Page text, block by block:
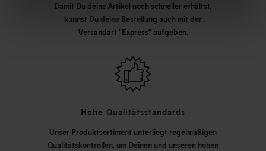
Damit Du deine Artikel noch schneller erhältst,
kannst Du deine Bestellung auch mit der
Versandart "Express" aufgeben.
Hohe Qualitätsstandards
Unser Produktsortiment unterliegt regelmäßigen
Qualitätskontrollen, um Deinen und unseren hohen